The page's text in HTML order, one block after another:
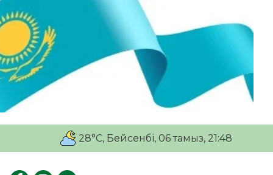
28°C, Бейсенбі, 06 тамыз, 21:48